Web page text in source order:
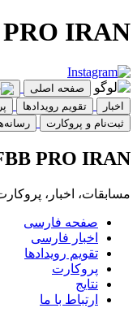
IRAN
صفحه اصلی
اخبار
تقویم رویدادها
ثبت‌نام و پروکارت
PRO IRAN
مسابقات، اخبار،
صفحه فارسی
اخبار فارسی
تقویم رویدادها
پروکارت
نتایج
ارتباط با ما